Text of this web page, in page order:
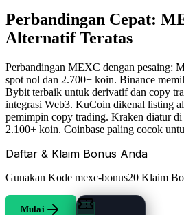
Perbandingan Cepat:
Alternatif Teratas
Perbandingan MEXC dengan pesaing:
spot nol dan 2.700+ koin. Binance
Bybit terbaik untuk derivatif dan copy
integrasi Web3. KuCoin dikenal listing
pemimpin copy trading. Kraken diatur
2.100+ koin. Coinbase paling cocok
Daftar & Klaim Bonus Anda
Gunakan Kode mexc-bonus20 Klaim
Mulai